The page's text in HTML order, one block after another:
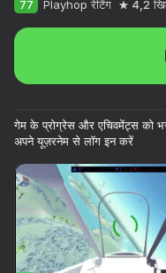
77 Playhop रेटिंग 4,2
गेम के प्रोग्रेस और एचिवमेंट्स को
अपने यूज़रनेम से लॉग इन करें